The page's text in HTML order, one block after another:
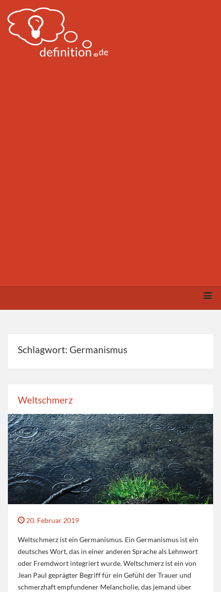
Schlagwort: Germanismus
Weltschmerz
20. Februar 2019
Weltschmerz ist ein Germanismus. Ein Germanismus ist ein
deutsches Wort, das in einer anderen Sprache als Lehnwort
oder Fremdwort integriert wurde. Weltschmerz ist ein von
Jean Paul geprägter Begriff für ein Gefühl der Trauer und
schmerzhaft empfundener Melancholie, das jemand über